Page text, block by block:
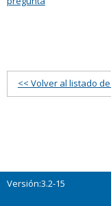
<< Volver al listado
Versión:3.2-15